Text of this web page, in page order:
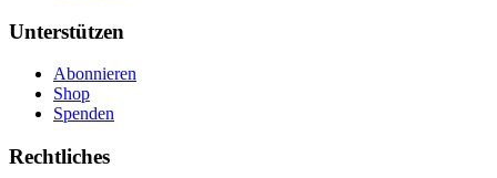
Unterstützen
Abonnieren
Shop
Spenden
Rechtliches